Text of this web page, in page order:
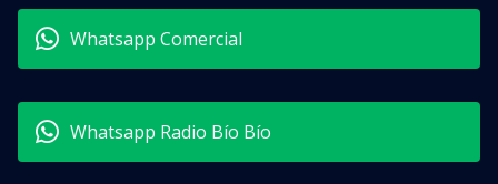
Whatsapp Comercial
Whatsapp Radio Bío Bío